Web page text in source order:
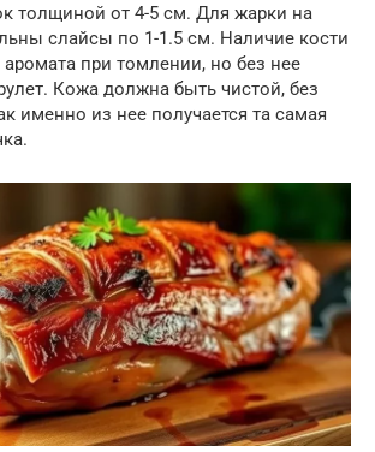
толщиной от 4-5 см. Для жарки на
слайсы по 1-1.5 см. Наличие кости
при томлении, но без нее
Кожа должна быть чистой, без
именно из нее получается та самая